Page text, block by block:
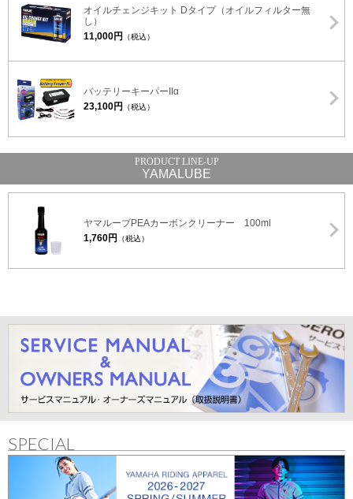
オイルチェンジキット Dタイプ（オイルフィルター無
し）
11,000円 （税込）
バッテリーキーパーIIα
23,100円 （税込）
YAMALUBE
ヤマルーブPEAカーボンクリーナー 100ml
1,760円 （税込）
SPECIAL